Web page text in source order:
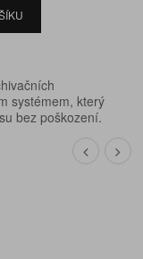
systémem, který
bez poškození.